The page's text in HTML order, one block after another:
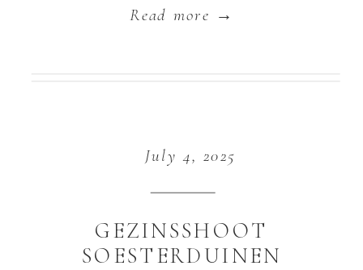
Read more →
July 4, 2025
GEZINSSHOOT
SOESTERDUINEN